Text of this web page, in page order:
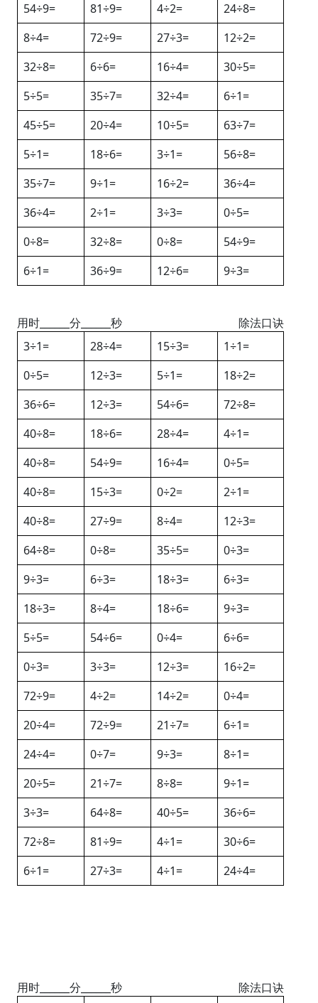
54÷9=
81÷9= 4÷2=
24÷8=
8÷4=
72÷9= 27÷3=
12÷2=
32÷8=
6÷6= 16÷4=
30÷5=
5÷5=
35÷7= 32÷4=
6÷1=
45÷5=
20÷4= 10÷5=
63÷7=
5÷1=
18÷6= 3÷1=
56÷8=
35÷7=
9÷1= 16÷2=
36÷4=
36÷4=
2÷1= 3÷3=
0÷5=
0÷8=
32÷8= 0÷8=
54÷9=
6÷1=
36÷9= 12÷6= 9÷3=
用时______分______秒
除法口诀
3÷1=
28÷4= 15÷3=
1÷1=
0÷5=
12÷3= 5÷1=
18÷2=
36÷6=
12÷3= 54÷6=
72÷8=
40÷8=
18÷6= 28÷4=
4÷1=
40÷8=
54÷9= 16÷4=
0÷5=
40÷8=
15÷3= 0÷2=
2÷1=
40÷8=
27÷9= 8÷4=
12÷3=
64÷8=
0÷8= 35÷5=
0÷3=
9÷3=
6÷3= 18÷3=
6÷3=
18÷3=
8÷4= 18÷6=
9÷3=
5÷5=
54÷6= 0÷4=
6÷6=
0÷3=
3÷3= 12÷3=
16÷2=
72÷9=
4÷2= 14÷2=
0÷4=
20÷4=
72÷9= 21÷7=
6÷1=
24÷4=
0÷7= 9÷3=
8÷1=
20÷5=
21÷7= 8÷8=
9÷1=
3÷3=
64÷8= 40÷5=
36÷6=
72÷8=
81÷9= 4÷1=
30÷6=
6÷1=
27÷3= 4÷1= 24÷4=
用时______分______秒 除法口诀